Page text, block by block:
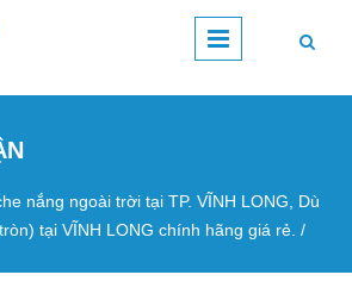
đây
nắng ngoài trời tại TP. VĨNH LONG, Dù
tại VĨNH LONG chính hãng giá rẻ. /